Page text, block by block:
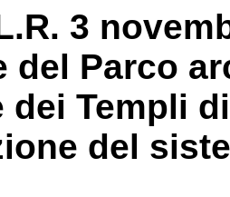
3
del Parco
dei Templi
del